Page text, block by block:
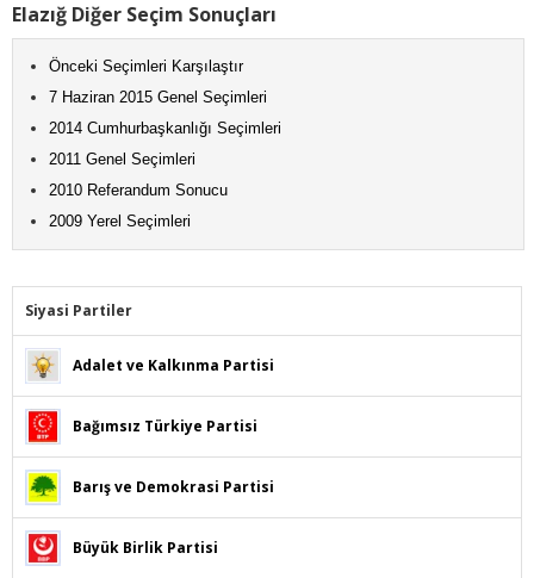
Elazığ Diğer Seçim Sonuçları
Önceki Seçimleri Karşılaştır
7 Haziran 2015 Genel Seçimleri
2014 Cumhurbaşkanlığı Seçimleri
2011 Genel Seçimleri
2010 Referandum Sonucu
2009 Yerel Seçimleri
Siyasi Partiler
Adalet ve Kalkınma Partisi
Bağımsız Türkiye Partisi
Barış ve Demokrasi Partisi
Büyük Birlik Partisi